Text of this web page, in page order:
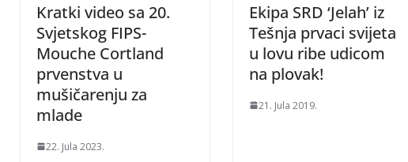
Kratki video sa 20.
Svjetskog FIPS-
Mouche Cortland
prvenstva u
mušičarenju za
mlade
22. Jula 2023.
Ekipa SRD ‘Jelah’ iz
Tešnja prvaci svijeta
u lovu ribe udicom
na plovak!
21. Jula 2019.